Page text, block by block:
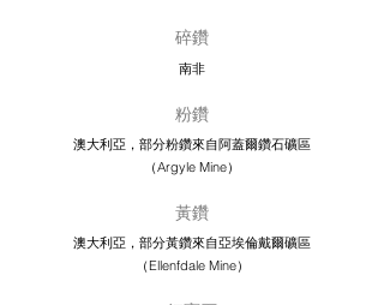
碎鑽
南非
粉鑽
澳大利亞，部分粉鑽來自阿蓋爾鑽石礦區
（Argyle Mine）
黃鑽
澳大利亞，部分黃鑽來自亞埃倫戴爾礦區
（Ellenfdale Mine）